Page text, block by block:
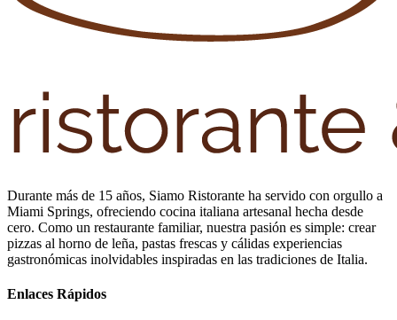
Durante más de 15 años, Siamo Ristorante ha servido con orgullo a
Miami Springs, ofreciendo cocina italiana artesanal hecha desde
cero. Como un restaurante familiar, nuestra pasión es simple: crear
pizzas al horno de leña, pastas frescas y cálidas experiencias
gastronómicas inolvidables inspiradas en las tradiciones de Italia.
Enlaces Rápidos